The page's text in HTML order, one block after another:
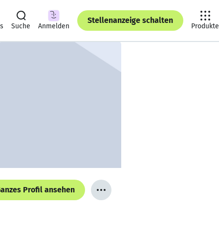
Suche Anmelden
Stellenanzeige schalten
Produkte
Profil ansehen